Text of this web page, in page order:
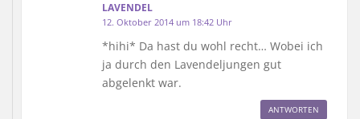
LAVENDEL
12. Oktober 2014 um 18:42 Uhr
*hihi* Da hast du wohl recht… Wobei ich
ja durch den Lavendeljungen gut
abgelenkt war.
ANTWORTEN